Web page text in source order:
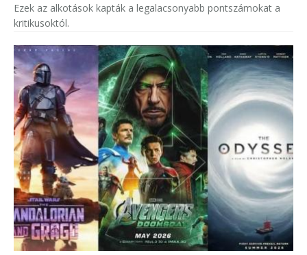
Ezek az alkotások kapták a legalacsonyabb pontszámokat a
kritikusoktól.